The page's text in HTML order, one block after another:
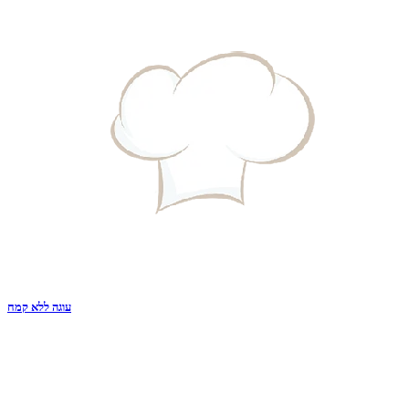
עוגה ללא קמח